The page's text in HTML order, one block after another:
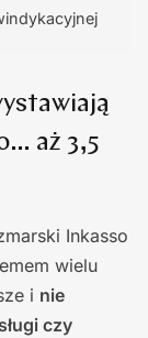
aż 3,5
Inkasso
wielu
i nie
czy